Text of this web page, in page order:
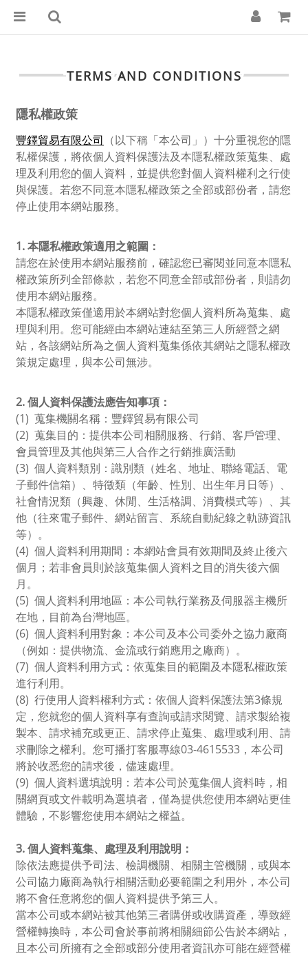
TERMS AND CONDITIONS
隱私權政策
豐鐸貿易有限公司 （以下稱「本公司」）十分重視您的隱
私權保護，將依個人資料保護法及本隱私權政策蒐集、處
理及利用您的個人資料，並提供您對個人資料權利之行使
與保護。若您不同意本隱私權政策之全部或部份者，請您
停止使用本網站服務。
1.本隱私權政策適用之範圍：
請您在於使用本網站服務前，確認您已審閱並同意本隱私
權政策所列全部條款，若您不同意全部或部份者，則請勿
使用本網站服務。
本隱私權政策僅適用於本網站對您個人資料所為蒐集、處
理與利用。您可能經由本網站連結至第三人所經營之網
站，各該網站所為之個人資料蒐集係依其網站之隱私權政
策規定處理，與本公司無涉。
2.個人資料保護法應告知事項：
(1) 蒐集機關名稱：豐鐸貿易有限公司
(2) 蒐集目的：提供本公司相關服務、行銷、客戶管理、
會員管理及其他與第三人合作之行銷推廣活動
(3) 個人資料類別：識別類（姓名、地址、聯絡電話、電
子郵件信箱）、特徵類（年齡、性別、出生年月日等）、
社會情況類（興趣、休閒、生活格調、消費模式等）、其
他（往來電子郵件、網站留言、系統自動紀錄之軌跡資訊
等）。
(4) 個人資料利用期間：本網站會員有效期間及終止後六
個月；若非會員則於該蒐集個人資料之目的消失後六個
月。
(5) 個人資料利用地區：本公司執行業務及伺服器主機所
在地，目前為台灣地區。
(6) 個人資料利用對象：本公司及本公司委外之協力廠商
（例如：提供物流、金流或行銷應用之廠商）。
(7) 個人資料利用方式：依蒐集目的範圍及本隱私權政策
進行利用。
(8) 行使用人資料權利方式：依個人資料保護法第3條規
定，您就您的個人資料享有查詢或請求閱覽、請求製給複
製本、請求補充或更正、請求停止蒐集、處理或利用、請
求刪除之權利。您可播打客服專線03-4615533 ，本公司
將於收悉您的請求後，儘速處理。
(9) 個人資料選填說明：若本公司於蒐集個人資料時，相
關網頁或文件載明為選填者，僅為提供您使用本網站更佳
體驗，不影響您使用本網站之權益。
3.個人資料蒐集、處理及利用說明：
除依法應提供予司法、檢調機關、相關主管機關，或與本
公司協力廠商為執行相關活動必要範圍之利用外，本公司
將不會任意將您的個人資料提供予第三人。
當本公司或本網站被其他第三者購併或收購資產，導致經
營權轉換時，本公司會於事前將相關細節公告於本網站，
且本公司所擁有之全部或部分使用者資訊亦可能在經營權